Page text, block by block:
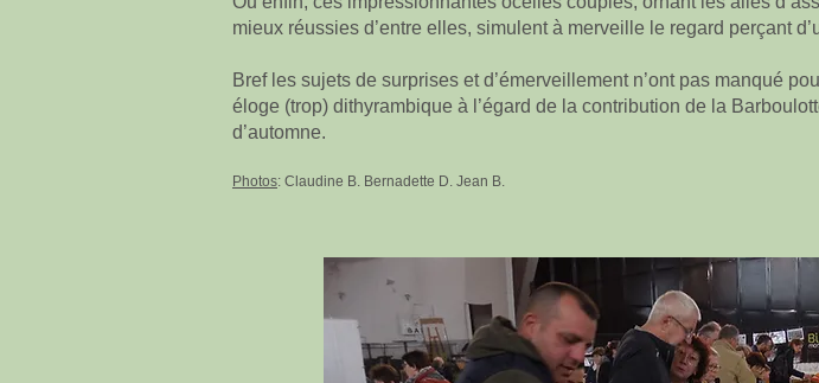
mieux réussies d’entre elles, simulent à merveille le regard perçant
Bref les sujets de surprises et d’émerveillement n’ont pas manqué
éloge (trop) dithyrambique à l’égard de la contribution de la
d’automne.
Photos: Claudine B. Bernadette D. Jean B.